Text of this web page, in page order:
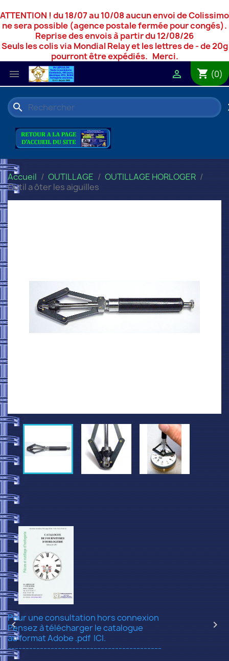
ATTENTION ! du 18/07 au 10/08 aucun envoi de Colissimo
ne sera possible (agence postale fermée pour congés).
Reprise des envois à partir du 12/08/26
Seuls les colis via Mondial Relay et les lettres de - de 20g
pourront être expédiés. Merci.
 shopping_cart (0)

search
Accueil OUTILLAGE
OUTILLAGE HORLOGER
Outil a ôter les aiguilles
Pour une consultation hors connexion
Pensez à télécharger le catalogue
au format Adobe .pdfICI.
-------------------------------------------
 